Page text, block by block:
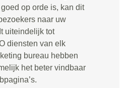
op orde is, kan dit
naar uw
uiteindelijk tot
diensten van elk
bureau hebben
het beter vindbaar